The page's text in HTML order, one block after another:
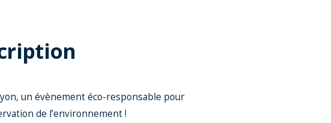
un évènement éco-responsable pour
de l’environnement !